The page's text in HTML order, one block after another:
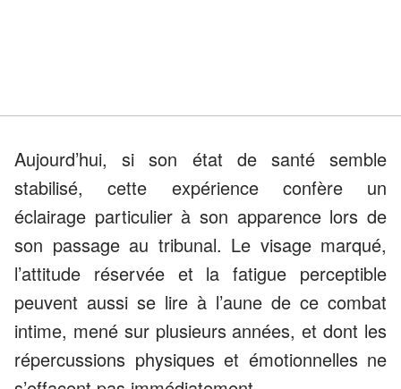
Aujourd’hui, si son état de santé semble
stabilisé, cette expérience confère un
éclairage particulier à son apparence lors de
son passage au tribunal. Le visage marqué,
l’attitude réservée et la fatigue perceptible
peuvent aussi se lire à l’aune de ce combat
intime, mené sur plusieurs années, et dont les
répercussions physiques et émotionnelles ne